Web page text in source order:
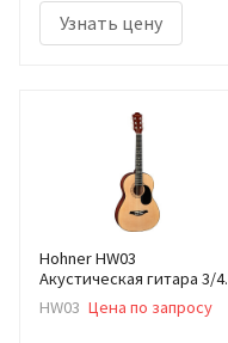
Узнать цену
Hohner HW03
Акустическая гитара 3/4.
HW03 Цена по запросу